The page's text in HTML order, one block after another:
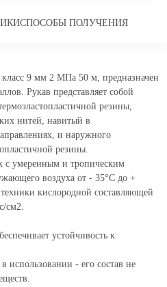
СПОСОБЫ ПОЛУЧЕНИЯ
9 мм 2 МПа 50 м, предназначен
Рукав представляет собой
резины,
нитей, навитый в
и наружного
резины.
с умеренным и тропическим
воздуха от - 35°С до +
кислородной составляющей
см2.
устойчивость к
использовании - его состав не